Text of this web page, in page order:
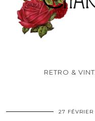
RETRO &
27 FÉVRIER